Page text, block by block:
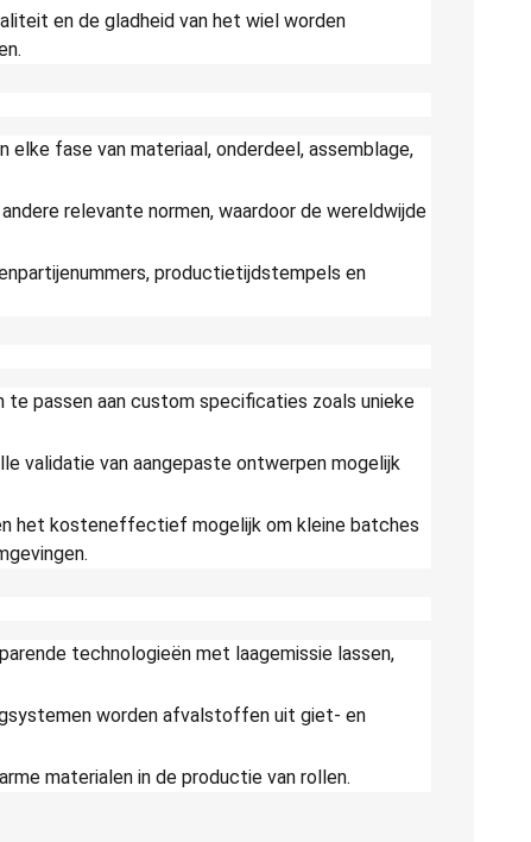
en de gladheid van het wiel worden
fase van materiaal, onderdeel, assemblage,
relevante normen, waardoor de wereldwijde
productietijdstempels en
te passen aan custom specificaties zoals unieke
validatie van aangepaste ontwerpen mogelijk
het kosteneffectief mogelijk om kleine batches
technologieën met laagemissie lassen,
worden afvalstoffen uit giet- en
materialen in de productie van rollen.